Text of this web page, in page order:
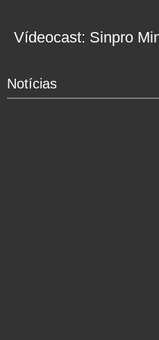
Vídeocast: Sinpro
Notícias